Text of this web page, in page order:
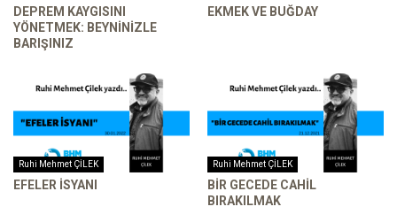
DEPREM KAYGISINI
YÖNETMEK: BEYNINIZLE
BARIŞINIZ
EKMEK VE BUĞDAY
Ruhi Mehmet ÇİLEK
EFELER İSYANI
Ruhi Mehmet ÇİLEK
BİR GECEDE CAHİL
BIRAKILMAK